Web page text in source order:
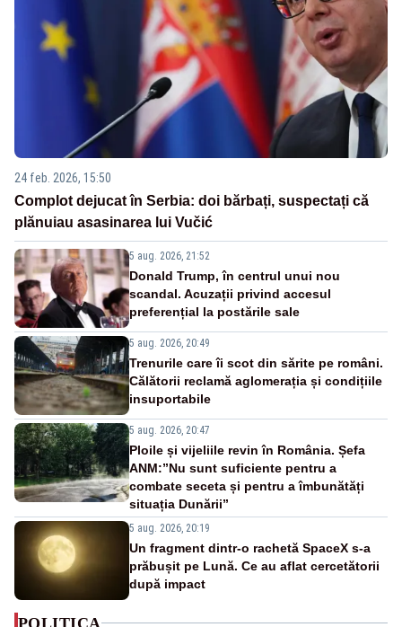
24 feb. 2026, 15:50
Complot dejucat în Serbia: doi bărbați, suspectați că
plănuiau asasinarea lui Vučić
5 aug. 2026, 21:52
Donald Trump, în centrul unui nou
scandal. Acuzații privind accesul
preferențial la postările sale
5 aug. 2026, 20:49
Trenurile care îi scot din sărite pe români.
Călătorii reclamă aglomerația și condițiile
insuportabile
5 aug. 2026, 20:47
Ploile și vijeliile revin în România. Șefa
ANM:”Nu sunt suficiente pentru a
combate seceta și pentru a îmbunătăți
situația Dunării”
5 aug. 2026, 20:19
Un fragment dintr-o rachetă SpaceX s-a
prăbușit pe Lună. Ce au aflat cercetătorii
după impact
POLITICA